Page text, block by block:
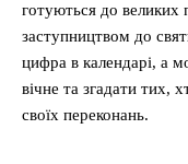
готуються до великих
заступництвом до
цифра в календарі, а
вічне та згадати тих,
своїх переконань.